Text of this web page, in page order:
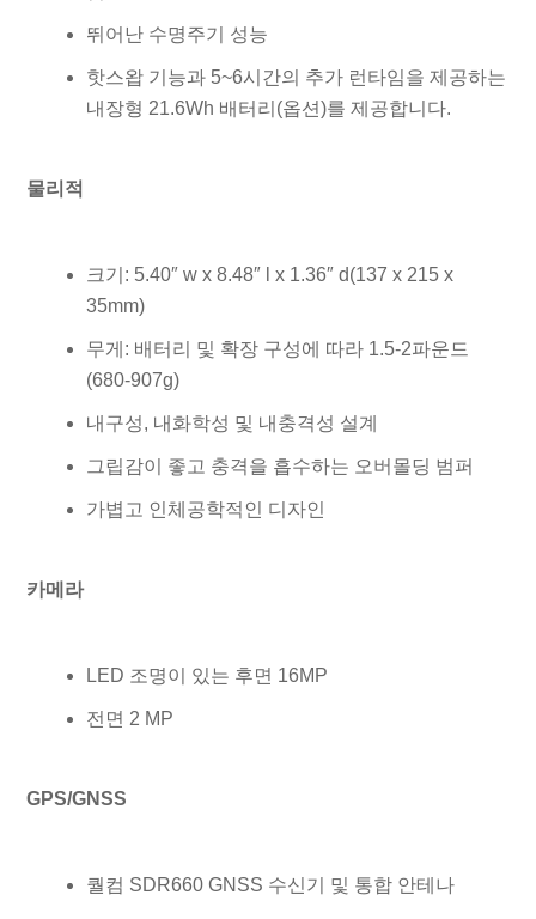
뛰어난 수명주기 성능
핫스왑 기능과 5~6시간의 추가 런타임을 제공하는
내장형 21.6Wh 배터리(옵션)를 제공합니다.
물리적
크기: 5.40″ w x 8.48″ l x 1.36″ d(137 x 215 x
35mm)
무게: 배터리 및 확장 구성에 따라 1.5-2파운드
(680-907g)
내구성, 내화학성 및 내충격성 설계
그립감이 좋고 충격을 흡수하는 오버몰딩 범퍼
가볍고 인체공학적인 디자인
카메라
LED 조명이 있는 후면 16MP
전면 2 MP
GPS/GNSS
퀄컴 SDR660 GNSS 수신기 및 통합 안테나